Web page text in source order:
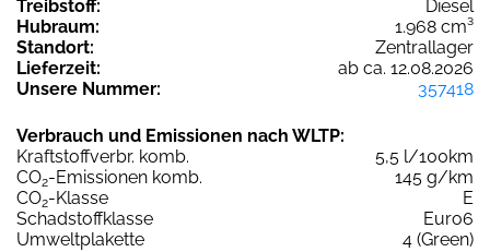
Treibstoff:
Diesel
Hubraum:
1.968 cm³
Standort:
Zentrallager
Lieferzeit:
ab ca. 12.08.2026
Unsere Nummer:
357418
Verbrauch und Emissionen nach WLTP:
Kraftstoffverbr. komb.
5,5 l/100km
CO2-Emissionen komb.
145 g/km
CO2-Klasse
E
Schadstoffklasse
Euro6
Umweltplakette
4 (Green)